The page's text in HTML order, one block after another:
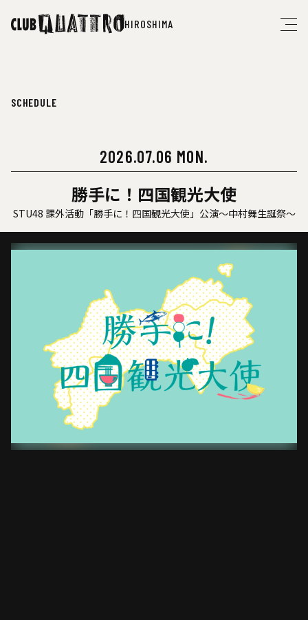
HIROSHIMA
SCHEDULE
2026.07.06 MON.
勝手に！四国観光大使
STU48 課外活動「勝手に！四国観光大使」公演〜中村舞生誕祭〜